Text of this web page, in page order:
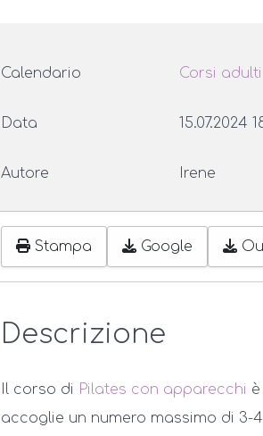
Calendario Corsi adulti
Data 15.07.2024
Autore Irene
Stampa Google
Descrizione
Il corso di Pilates con apparecchi
accoglie un numero massimo di 3-